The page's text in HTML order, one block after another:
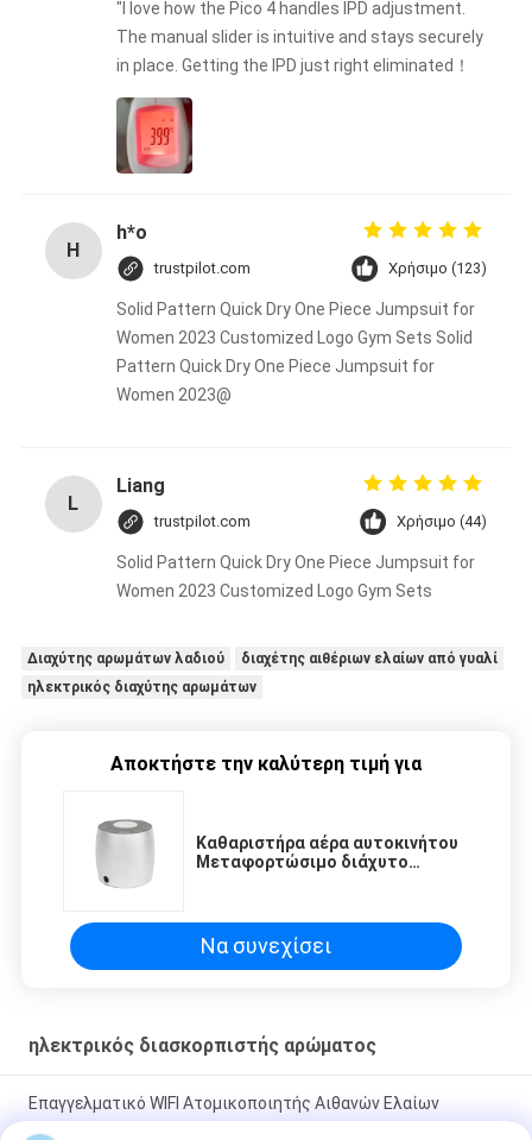
"I love how the Pico 4 handles IPD adjustment.
The manual slider is intuitive and stays securely
in place. Getting the IPD just right eliminated！
H
h*o
trustpilot.com Χρήσιμο (123)
Solid Pattern Quick Dry One Piece Jumpsuit for
Women 2023 Customized Logo Gym Sets Solid
Pattern Quick Dry One Piece Jumpsuit for
Women 2023@
L
Liang
trustpilot.com Χρήσιμο (44)
Solid Pattern Quick Dry One Piece Jumpsuit for
Women 2023 Customized Logo Gym Sets
Διαχύτης αρωμάτων λαδιού
διαχέτης αιθέριων ελαίων από γυαλί
ηλεκτρικός διαχύτης αρωμάτων
Αποκτήστε την καλύτερη τιμή για
Καθαριστήρα αέρα αυτοκινήτου
Μεταφορτώσιμο διάχυτο
Να συνεχίσει
ηλεκτρικός διασκορπιστής αρώματος
Επαγγελματικό WIFI Ατομικοποιητής Αιθανών Ελαίων